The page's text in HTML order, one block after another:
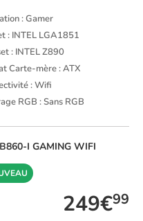
: Gamer
: INTEL LGA1851
: INTEL Z890
Carte-mère : ATX
: Wifi
RGB : Sans RGB
B860-I GAMING WIFI
249€99